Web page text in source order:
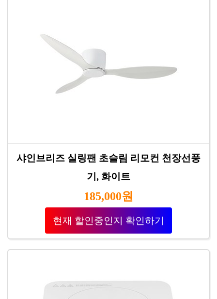
샤인브리즈 실링팬 초슬림 리모컨 천장선풍
기, 화이트
185,000원
현재 할인중인지 확인하기